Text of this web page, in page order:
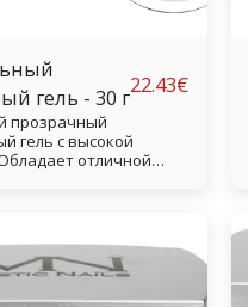
гель - 30 г22.43€
прозрачный
гель с высокой
отличной
как для
так и для опытных
отверждения